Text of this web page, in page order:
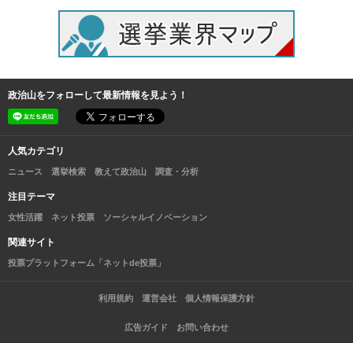
政治山をフォローして最新情報を見よう！
人気カテゴリ
ニュース 選挙検索 教えて政治山 調査・分析
注目テーマ
女性活躍 ネット投票 ソーシャルイノベーション
関連サイト
投票プラットフォーム「ネットde投票」
利用規約 運営会社 個人情報保護方針
広告ガイド お問い合わせ